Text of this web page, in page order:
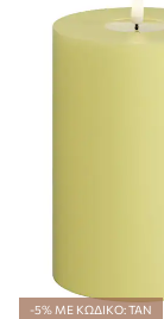
-5% ΜΕ ΚΩΔΙΚΟ: TAN